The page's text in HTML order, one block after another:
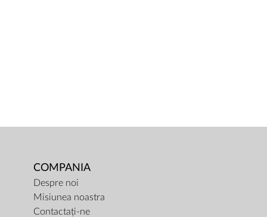
COMPANIA
Despre noi
Misiunea noastra
Contactați-ne